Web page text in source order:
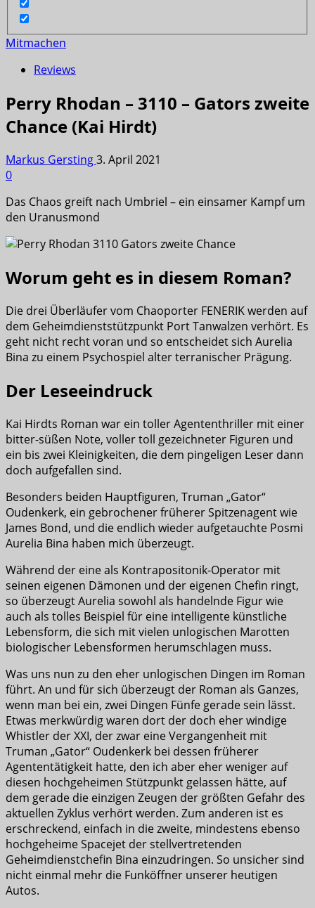
Mitmachen
Reviews
Perry Rhodan – 3110 – Gators zweite
Chance (Kai Hirdt)
Markus Gersting3. April 2021
0
Das Chaos greift nach Umbriel – ein einsamer Kampf um
den Uranusmond
Worum geht es in diesem Roman?
Die drei Überläufer vom Chaoporter FENERIK werden auf
dem Geheimdienststützpunkt Port Tanwalzen verhört. Es
geht nicht recht voran und so entscheidet sich Aurelia
Bina zu einem Psychospiel alter terranischer Prägung.
Der Leseeindruck
Kai Hirdts Roman war ein toller Agententhriller mit einer
bitter-süßen Note, voller toll gezeichneter Figuren und
ein bis zwei Kleinigkeiten, die dem pingeligen Leser dann
doch aufgefallen sind.
Besonders beiden Hauptfiguren, Truman „Gator“
Oudenkerk, ein gebrochener früherer Spitzenagent wie
James Bond, und die endlich wieder aufgetauchte Posmi
Aurelia Bina haben mich überzeugt.
Während der eine als Kontrapositonik-Operator mit
seinen eigenen Dämonen und der eigenen Chefin ringt,
so überzeugt Aurelia sowohl als handelnde Figur wie
auch als tolles Beispiel für eine intelligente künstliche
Lebensform, die sich mit vielen unlogischen Marotten
biologischer Lebensformen herumschlagen muss.
Was uns nun zu den eher unlogischen Dingen im Roman
führt. An und für sich überzeugt der Roman als Ganzes,
wenn man bei ein, zwei Dingen Fünfe gerade sein lässt.
Etwas merkwürdig waren dort der doch eher windige
Whistler der XXI, der zwar eine Vergangenheit mit
Truman „Gator“ Oudenkerk bei dessen früherer
Agententätigkeit hatte, den ich aber eher weniger auf
diesen hochgeheimen Stützpunkt gelassen hätte, auf
dem gerade die einzigen Zeugen der größten Gefahr des
aktuellen Zyklus verhört werden. Zum anderen ist es
erschreckend, einfach in die zweite, mindestens ebenso
hochgeheime Spacejet der stellvertretenden
Geheimdienstchefin Bina einzudringen. So unsicher sind
nicht einmal mehr die Funköffner unserer heutigen
Autos.